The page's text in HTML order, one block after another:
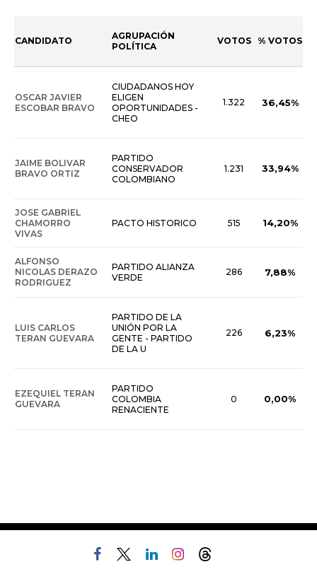
CANDIDATO
AGRUPACIÓN
POLÍTICA
VOTOS % VOTOS
OSCAR JAVIER
ESCOBAR BRAVO
CIUDADANOS HOY
ELIGEN
OPORTUNIDADES -
CHEO
1.322 36,45%
JAIME BOLIVAR
BRAVO ORTIZ
PARTIDO
CONSERVADOR
COLOMBIANO
1.231 33,94%
JOSE GABRIEL
CHAMORRO
VIVAS
PACTO HISTORICO 515 14,20%
ALFONSO
NICOLAS DERAZO
RODRIGUEZ
PARTIDO ALIANZA
VERDE
286 7,88%
LUIS CARLOS
TERAN GUEVARA
PARTIDO DE LA
UNIÓN POR LA
GENTE - PARTIDO
DE LA U
226 6,23%
EZEQUIEL TERAN
GUEVARA
PARTIDO
COLOMBIA
RENACIENTE
0 0,00%